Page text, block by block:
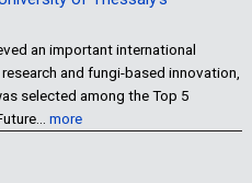
an important international
and fungi-based innovation,
selected among the Top 5
more